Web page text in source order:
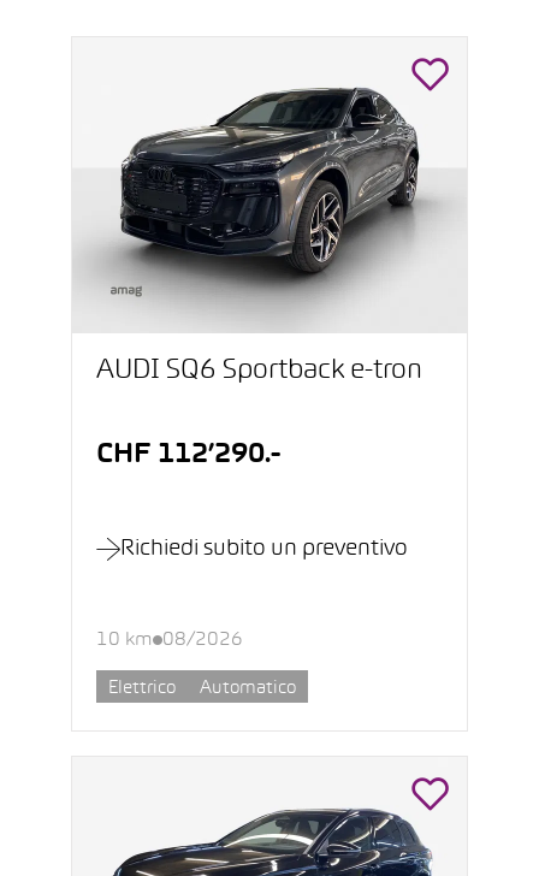
AUDI SQ6 Sportback e-tron
CHF 112’290.-
Richiedi subito un preventivo
10 km 08/2026
Elettrico Automatico